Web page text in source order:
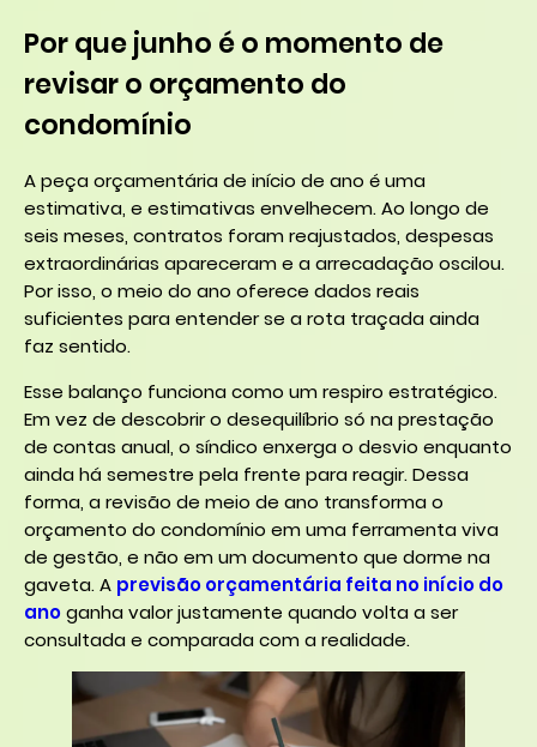
Por que junho é o momento de
revisar o orçamento do
condomínio
A peça orçamentária de início de ano é uma
estimativa, e estimativas envelhecem. Ao longo de
seis meses, contratos foram reajustados, despesas
extraordinárias apareceram e a arrecadação oscilou.
Por isso, o meio do ano oferece dados reais
suficientes para entender se a rota traçada ainda
faz sentido.
Esse balanço funciona como um respiro estratégico.
Em vez de descobrir o desequilíbrio só na prestação
de contas anual, o síndico enxerga o desvio enquanto
ainda há semestre pela frente para reagir. Dessa
forma, a revisão de meio de ano transforma o
orçamento do condomínio em uma ferramenta viva
de gestão, e não em um documento que dorme na
gaveta. A previsão orçamentária feita no início do
anoganha valor justamente quando volta a ser
consultada e comparada com a realidade.